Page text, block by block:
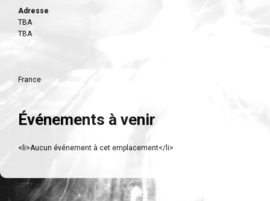
Adresse
TBA
TBA
France
Événements à venir
<li>Aucun événement à cet emplacement</li>